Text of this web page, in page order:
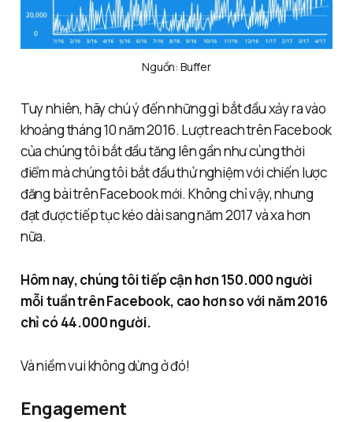
Nguồn: Buffer
Tuy nhiên, hãy chú ý đến những gì bắt đầu xảy ra vào
khoảng tháng 10 năm 2016. Lượt reach trên Facebook
của chúng tôi bắt đầu tăng lên gần như cùng thời
điểm mà chúng tôi bắt đầu thử nghiệm với chiến lược
đăng bài trên Facebook mới. Không chỉ vậy, nhưng
đạt được tiếp tục kéo dài sang năm 2017 và xa hơn
nữa.
Hôm nay, chúng tôi tiếp cận hơn 150.000 người
mỗi tuần trên Facebook, cao hơn so với năm 2016
chỉ có 44.000 người.
Và niềm vui không dừng ở đó!
Engagement